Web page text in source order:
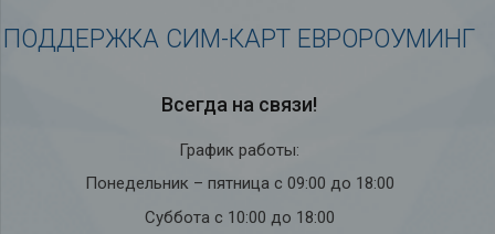
ПОДДЕРЖКА СИМ-КАРТ ЕВРОРОУМИНГ
Всегда на связи!
График работы:
Понедельник – пятница с 09:00 до 18:00
Суббота с 10:00 до 18:00